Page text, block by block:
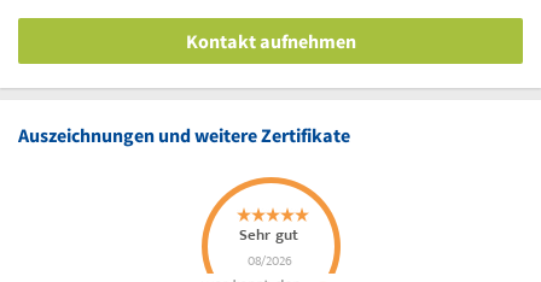
Kontakt aufnehmen
Auszeichnungen und weitere Zertifikate